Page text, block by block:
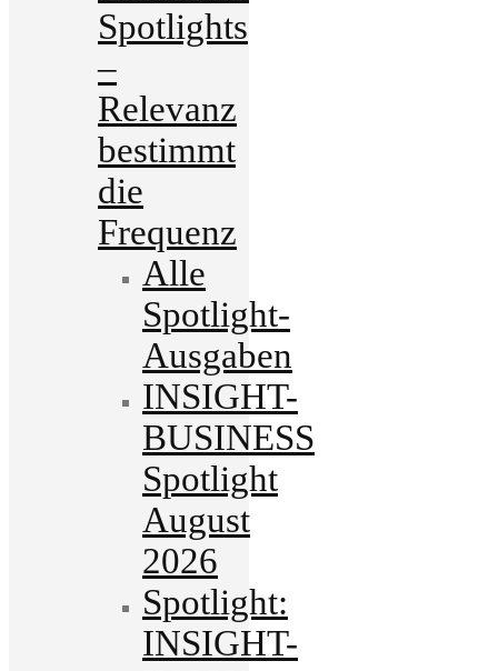
Spotlights
–
Relevanz
bestimmt
die
Frequenz
Alle
Spotlight-
Ausgaben
INSIGHT-
BUSINESS
Spotlight
August
2026
Spotlight:
INSIGHT-